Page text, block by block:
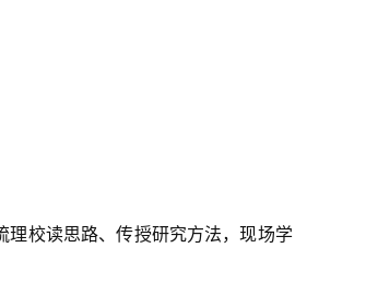
理校读思路、传授研究方法，现场学